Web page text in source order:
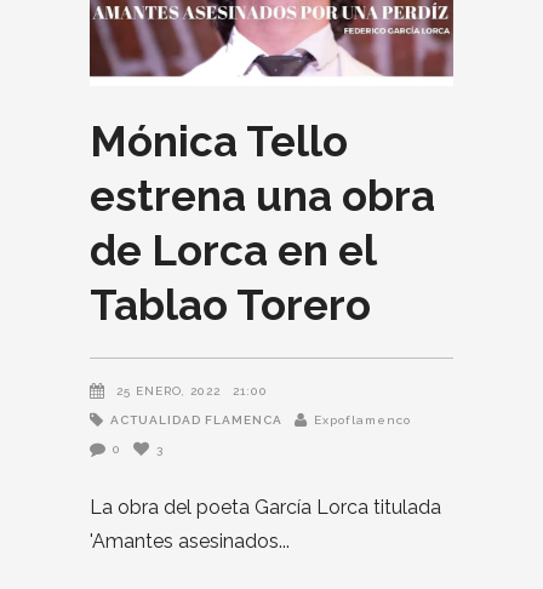
Mónica Tello
estrena una obra
de Lorca en el
Tablao Torero
25 ENERO, 2022 21:00
ACTUALIDAD FLAMENCA Expoflamenco
0 3
La obra del poeta García Lorca titulada
'Amantes asesinados